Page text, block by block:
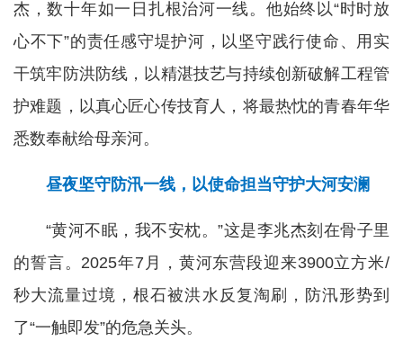
杰，数十年如一日扎根治河一线。他始终以“时时放
心不下”的责任感守堤护河，以坚守践行使命、用实
干筑牢防洪防线，以精湛技艺与持续创新破解工程管
护难题，以真心匠心传技育人，将最热忱的青春年华
悉数奉献给母亲河。
昼夜坚守防汛一线，以使命担当守护大河安澜
“黄河不眠，我不安枕。”这是李兆杰刻在骨子里
的誓言。2025年7月，黄河东营段迎来3900立方米/
秒大流量过境，根石被洪水反复淘刷，防汛形势到
了“一触即发”的危急关头。